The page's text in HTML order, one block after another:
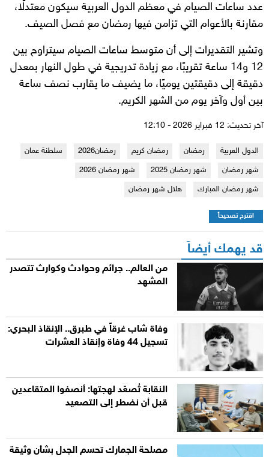
عدد ساعات الصيام في معظم الدول العربية سيكون معتدلًا،
مقارنة بالأعوام التي تزامن فيها رمضان مع فصل الصيف.
وتشير التقديرات إلى أن متوسط ساعات الصيام سيتراوح بين
12 و14 ساعة تقريبًا، مع زيادة تدريجية في طول النهار بمعدل
دقيقة إلى دقيقتين يوميًا، ما يضيف ما يقارب نصف ساعة
بين أول وآخر يوم من الشهر الكريم.
آخر تحديث: 12 فبراير 2026 - 12:10
الدول العربية رمضان رمضان كريم رمضان2026
سلطنة عمان
شهر رمضان
شهر رمضان 2025
شهر رمضان 2026
شهر رمضان المبارك
هلال شهر رمضان
اقترح تصحيحاً
قد يهمك أيضاً
من العالم.. جرائم وحوادث وكوارث تتصدر
المشهد
وفاة شاب غرقاً في طبرق.. الإنقاذ البحري:
تسجيل 44 وفاة وإنقاذ العشرات
النقابة تُصعّد لهجتها: أنصفوا المتقاعدين
قبل أن نضطر إلى التصعيد
مصلحة الجمارك تحسم الجدل بشأن وثيقة